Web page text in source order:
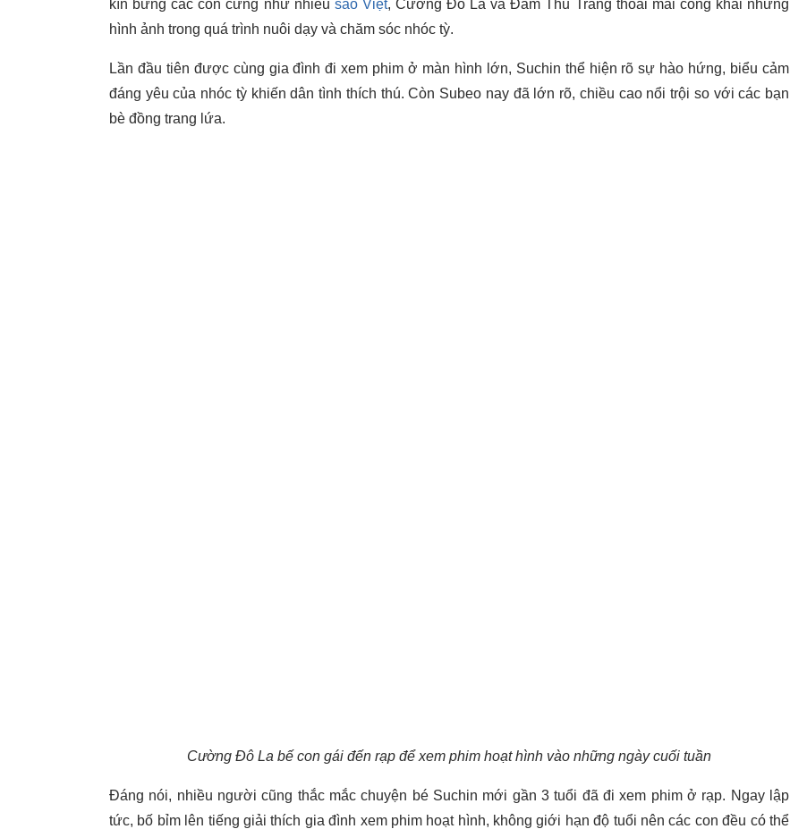
kín bưng các con cưng như nhiều sao Việt, Cường Đô La và Đàm Thu Trang thoải mái công khai những
hình ảnh trong quá trình nuôi dạy và chăm sóc nhóc tỳ.
Lần đầu tiên được cùng gia đình đi xem phim ở màn hình lớn, Suchin thể hiện rõ sự hào hứng, biểu cảm
đáng yêu của nhóc tỳ khiến dân tình thích thú. Còn Subeo nay đã lớn rõ, chiều cao nổi trội so với các bạn
bè đồng trang lứa.
Cường Đô La bế con gái đến rạp để xem phim hoạt hình vào những ngày cuối tuần
Đáng nói, nhiều người cũng thắc mắc chuyện bé Suchin mới gần 3 tuổi đã đi xem phim ở rạp. Ngay lập
tức, bố bỉm lên tiếng giải thích gia đình xem phim hoạt hình, không giới hạn độ tuổi nên các con đều có thể